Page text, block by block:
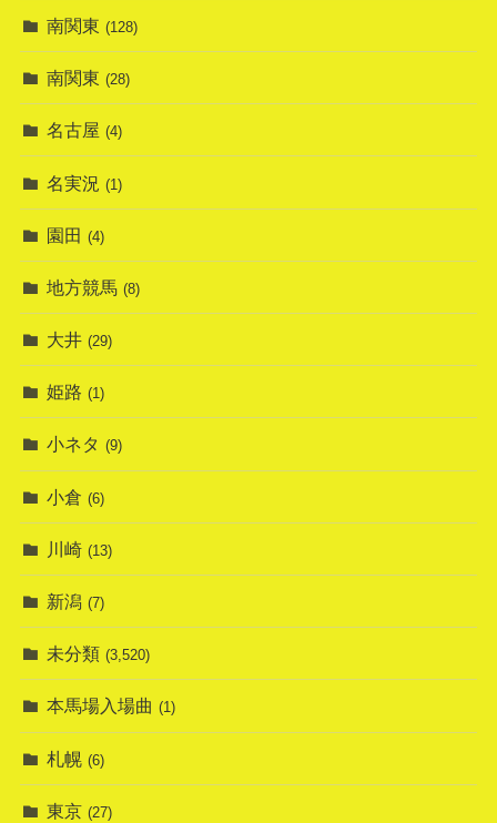
南関東 (128)
南関東 (28)
名古屋 (4)
名実況 (1)
園田 (4)
地方競馬 (8)
大井 (29)
姫路 (1)
小ネタ (9)
小倉 (6)
川崎 (13)
新潟 (7)
未分類 (3,520)
本馬場入場曲 (1)
札幌 (6)
東京 (27)